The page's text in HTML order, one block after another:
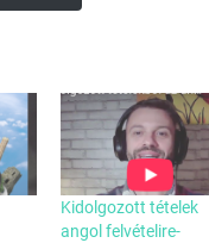
Kidolgozott tételek
angol felvételire-